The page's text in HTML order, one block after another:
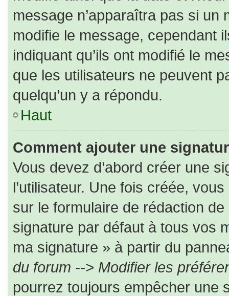
message n’apparaîtra pas si
modifie le message, cependant
indiquant qu’ils ont modifié le
que les utilisateurs ne peuvent
quelqu’un y a répondu.
Haut
Comment ajouter une
Vous devez d’abord créer une
l’utilisateur. Une fois créée,
sur le formulaire de rédaction
signature par défaut à tous vos
ma signature » à partir du
du forum --> Modifier les
pourrez toujours empêcher une